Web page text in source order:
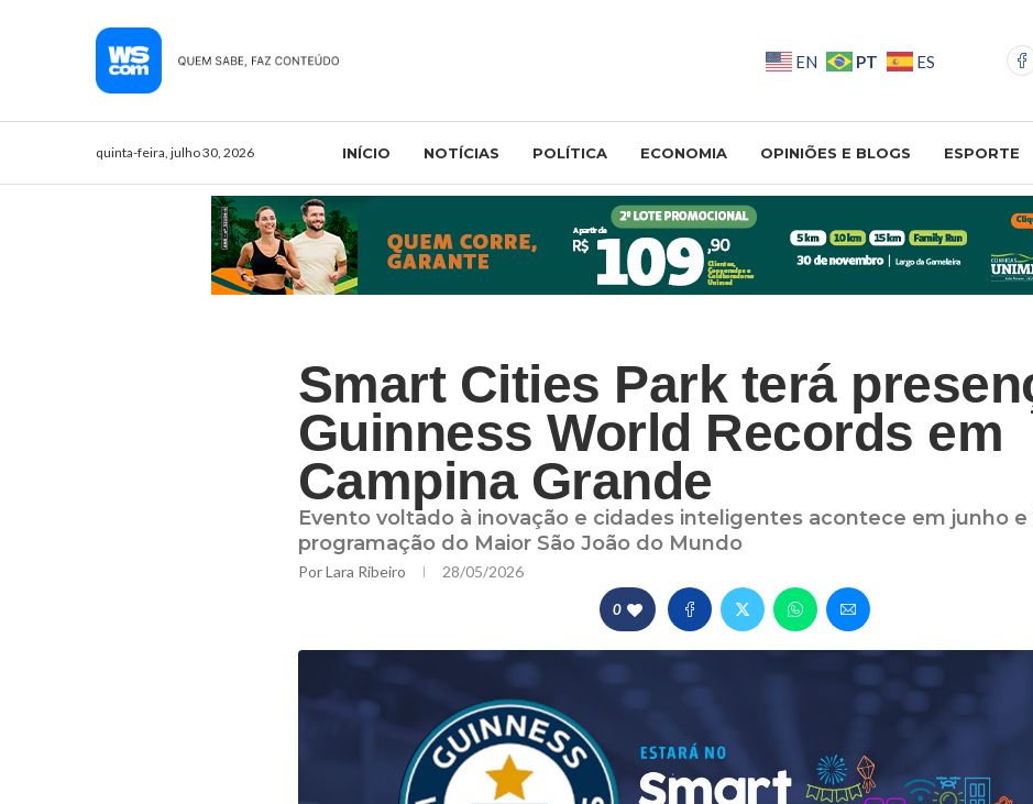
EN PT ES
quinta-feira, julho 30, 2026 INÍCIO NOTÍCIAS POLÍTICA ECONOMIA OPINIÕES E BLOGS ESPORTE
Smart Cities Park terá
Guinness World Records em
Campina Grande
Evento voltado à inovação e cidades inteligentes acontece em junho e
programação do Maior São João do Mundo
PorLara Ribeiro 28/05/2026
0